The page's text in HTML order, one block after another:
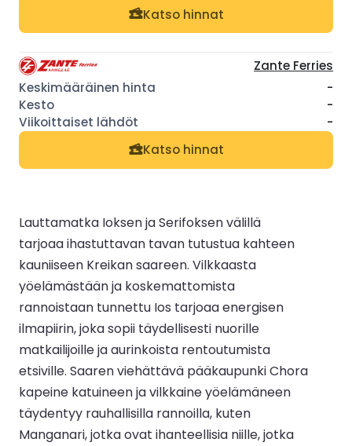
Katso hinnat
Zante Ferries
-
-
-
Katso hinnat
Lauttamatka Ioksen ja Serifoksen välillä
tarjoaa ihastuttavan tavan tutustua kahteen
kauniiseen Kreikan saareen. Vilkkaasta
yöelämästään ja koskemattomista
rannoistaan tunnettu Ios tarjoaa energisen
ilmapiirin, joka sopii täydellisesti nuorille
matkailijoille ja aurinkoista rentoutumista
etsiville. Saaren viehättävä pääkaupunki Chora
kapeine katuineen ja vilkkaine yöelämäneen
täydentyy rauhallisilla rannoilla, kuten
Manganari, jotka ovat ihanteellisia niille, jotka